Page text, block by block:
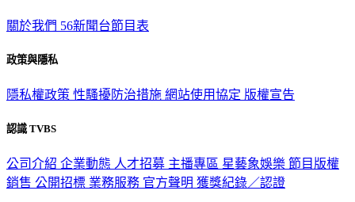
關於我們 56新聞台節目表
政策與隱私
隱私權政策 性騷擾防治措施 網站使用協定 版權宣告
認識 TVBS
公司介紹 企業動態 人才招募 主播專區 星藝象娛樂 節目版權
銷售 公開招標 業務服務 官方聲明 獲獎紀錄／認證